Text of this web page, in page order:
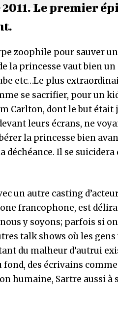
Le premier
zoophile pour sauver
la princesse vaut bien
etc…Le plus
se sacrifier, pour un
Carlton, dont le but était
leurs écrans, ne
la princesse bien
Il se
un autre casting
francophone, est
y soyons; parfois si
talk shows où les
du malheur d’autrui
fond, des écrivains
humaine, Sartre aussi à